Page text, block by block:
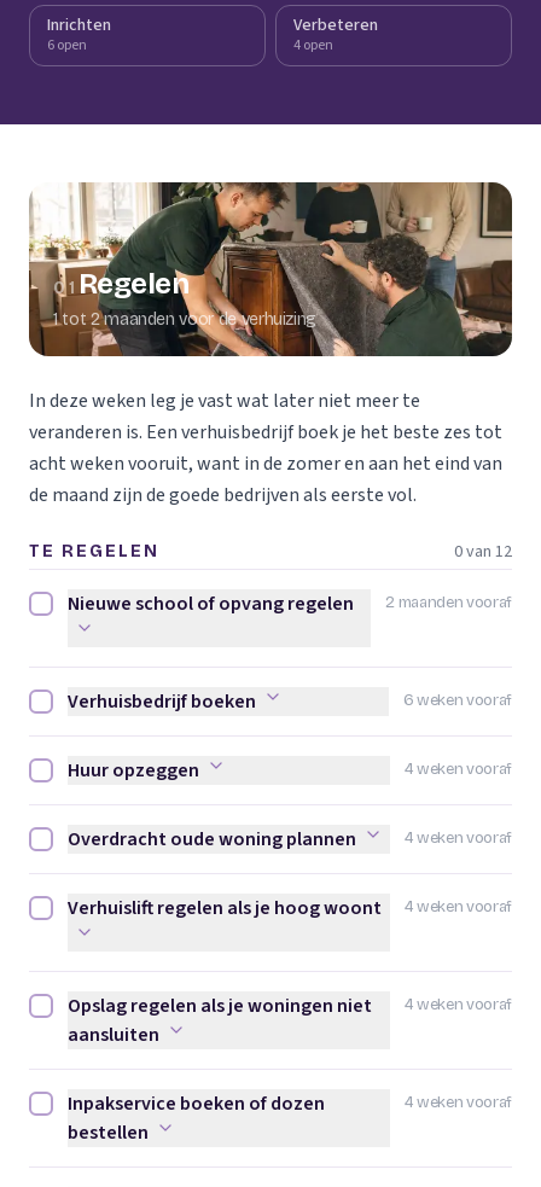
Inrichten
6 open
Verbeteren
4 open
01 Regelen
1 tot 2 maanden voor de verhuizing
In deze weken leg je vast wat later niet meer te
veranderen is. Een verhuisbedrijf boek je het beste zes tot
acht weken vooruit, want in de zomer en aan het eind van
de maand zijn de goede bedrijven als eerste vol.
TE REGELEN 0 van 12
2 maanden vooraf
Nieuwe school of opvang regelen afvinken
Nieuwe school of opvang regelen
6 weken vooraf
Verhuisbedrijf boeken afvinken
Verhuisbedrijf boeken
4 weken vooraf
Huur opzeggen afvinken
Huur opzeggen
4 weken vooraf
Overdracht oude woning plannen afvinken
Overdracht oude woning plannen
4 weken vooraf
Verhuislift regelen als je hoog woont afvinken
Verhuislift regelen als je hoog woont
4 weken vooraf
Opslag regelen als je woningen niet aansluiten afvinken
Opslag regelen als je woningen niet
aansluiten
4 weken vooraf
Inpakservice boeken of dozen bestellen afvinken
Inpakservice boeken of dozen
bestellen